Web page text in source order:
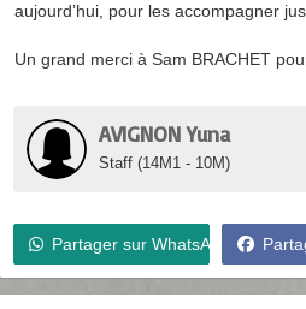
aujourd’hui, pour les accompagner
Un grand merci à Sam BRACHET
AVIGNON Yuna
Staff (14M1 - 10M)
Partager sur WhatsApp